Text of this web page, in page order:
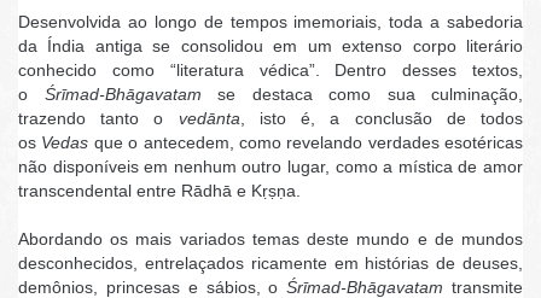
Desenvolvida ao longo de tempos imemoriais, toda a sabedoria
da Índia antiga se consolidou em um extenso corpo literário
conhecido como “literatura védica”. Dentro desses textos,
o Śrīmad-Bhāgavatam se destaca como sua culminação,
trazendo tanto o vedānta , isto é, a conclusão de todos
os Vedas que o antecedem, como revelando verdades esotéricas
não disponíveis em nenhum outro lugar, como a mística de amor
transcendental entre Rādhā e Kṛṣṇa.
Abordando os mais variados temas deste mundo e de mundos
desconhecidos, entrelaçados ricamente em histórias de deuses,
demônios, princesas e sábios, oŚrīmad-Bhāgavatam transmite